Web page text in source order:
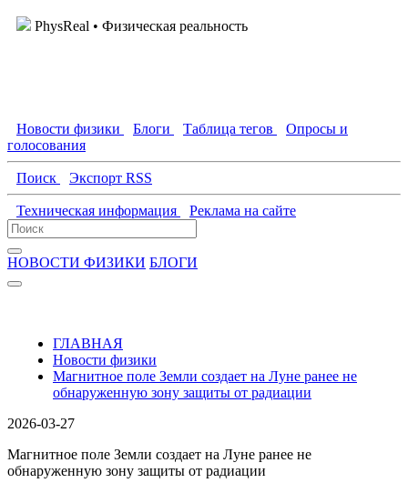
PhysReal • Физическая реальность
Новости физики Блоги Таблица тегов
Опросы и
голосования
Поиск Экспорт RSS
Техническая информация Реклама на сайте
НОВОСТИ ФИЗИКИ БЛОГИ
ГЛАВНАЯ
Новости физики
Магнитное поле Земли создает на Луне ранее не
обнаруженную зону защиты от радиации
2026-03-27
Магнитное поле Земли создает на Луне ранее не
обнаруженную зону защиты от радиации